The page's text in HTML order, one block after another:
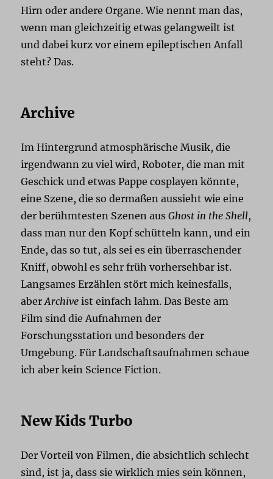
Hirn oder andere Organe. Wie nennt man das,
wenn man gleichzeitig etwas gelangweilt ist
und dabei kurz vor einem epileptischen Anfall
steht? Das.
Archive
Im Hintergrund atmosphärische Musik, die
irgendwann zu viel wird, Roboter, die man mit
Geschick und etwas Pappe cosplayen könnte,
eine Szene, die so dermaßen aussieht wie eine
der berühmtesten Szenen ausGhost in the Shell,
dass man nur den Kopf schütteln kann, und ein
Ende, das so tut, als sei es ein überraschender
Kniff, obwohl es sehr früh vorhersehbar ist.
Langsames Erzählen stört mich keinesfalls,
aberArchive ist einfach lahm. Das Beste am
Film sind die Aufnahmen der
Forschungsstation und besonders der
Umgebung. Für Landschaftsaufnahmen schaue
ich aber kein Science Fiction.
New Kids Turbo
Der Vorteil von Filmen, die absichtlich schlecht
sind, ist ja, dass sie wirklich mies sein können,